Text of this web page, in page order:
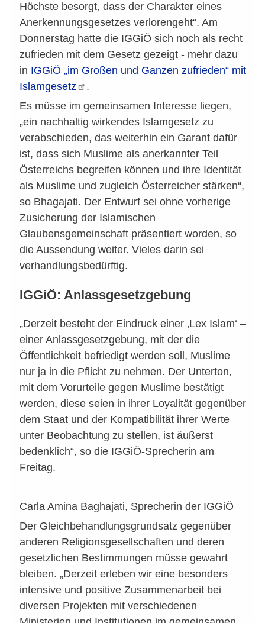
Höchste besorgt, dass der Charakter eines
Anerkennungsgesetzes verlorengeht“. Am
Donnerstag hatte die IGGiÖ sich noch als recht
zufrieden mit dem Gesetz gezeigt - mehr dazu
in IGGiÖ „im Großen und Ganzen zufrieden“ mit
Islamgesetz
.
Es müsse im gemeinsamen Interesse liegen,
„ein nachhaltig wirkendes Islamgesetz zu
verabschieden, das weiterhin ein Garant dafür
ist, dass sich Muslime als anerkannter Teil
Österreichs begreifen können und ihre Identität
als Muslime und zugleich Österreicher stärken“,
so Bhagajati. Der Entwurf sei ohne vorherige
Zusicherung der Islamischen
Glaubensgemeinschaft präsentiert worden, so
die Aussendung weiter. Vieles darin sei
verhandlungsbedürftig.
IGGiÖ: Anlassgesetzgebung
„Derzeit besteht der Eindruck einer ‚Lex Islam‘ –
einer Anlassgesetzgebung, mit der die
Öffentlichkeit befriedigt werden soll, Muslime
nur ja in die Pflicht zu nehmen. Der Unterton,
mit dem Vorurteile gegen Muslime bestätigt
werden, diese seien in ihrer Loyalität gegenüber
dem Staat und der Kompatibilität ihrer Werte
unter Beobachtung zu stellen, ist äußerst
bedenklich“, so die IGGiÖ-Sprecherin am
Freitag.
Carla Amina Baghajati, Sprecherin der IGGiÖ
Der Gleichbehandlungsgrundsatz gegenüber
anderen Religionsgesellschaften und deren
gesetzlichen Bestimmungen müsse gewahrt
bleiben. „Derzeit erleben wir eine besonders
intensive und positive Zusammenarbeit bei
diversen Projekten mit verschiedenen